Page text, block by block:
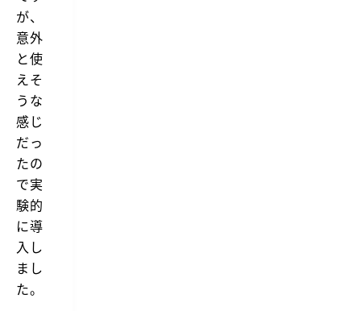
が、
意外
と使
えそ
うな
感じ
だっ
たの
で実
験的
に導
入し
まし
た。